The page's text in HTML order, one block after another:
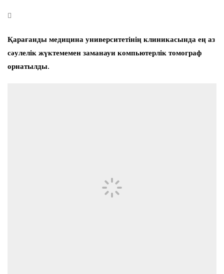
Қарағанды медицина университетінің клиникасында ең аз
сәулелік жүктемемен заманауи компьютерлік томограф
орнатылды.